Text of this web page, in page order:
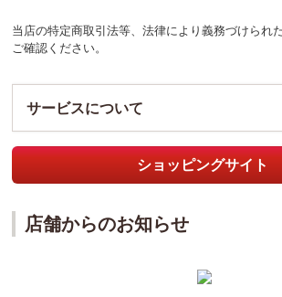
当店の特定商取引法等、法律により義務づけられ
ご確認ください。
サービスについて
ショッピングサイト
店舗からのお知らせ